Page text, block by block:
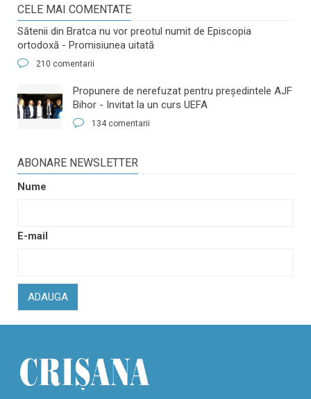
CELE MAI COMENTATE
Sătenii din Bratca nu vor preotul numit de Episcopia
ortodoxă - Promisiunea uitată
210 comentarii
​Propunere de nerefuzat pentru preşedintele AJF
Bihor - Invitat la un curs UEFA
134 comentarii
ABONARE NEWSLETTER
Nume
E-mail
ADAUGA